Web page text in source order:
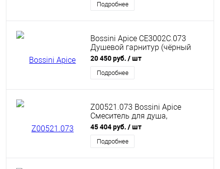
Подробнее
Bossini Apice CE3002C.073
Душевой гарнитур (чёрный
матовый)
20 450 руб. / шт
Подробнее
Z00521.073 Bossini Apice
Смеситель для душа,
встраиваемый,
термостатический, 2 запорных
вентиля, с ручным душем и
шлангом 1500 мм., с белыми
делениями, цвет: черный мат
45 404 руб. / шт
Подробнее